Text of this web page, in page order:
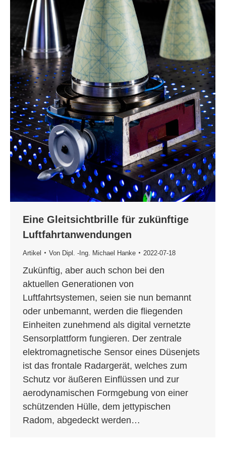
Eine Gleitsichtbrille für zukünftige
Luftfahrtanwendungen
Artikel Von Dipl. -Ing. Michael Hanke 2022-07-18
Zukünftig, aber auch schon bei den
aktuellen Generationen von
Luftfahrtsystemen, seien sie nun bemannt
oder unbemannt, werden die fliegenden
Einheiten zunehmend als digital vernetzte
Sensorplattform fungieren. Der zentrale
elektromagnetische Sensor eines Düsenjets
ist das frontale Radargerät, welches zum
Schutz vor äußeren Einflüssen und zur
aerodynamischen Formgebung von einer
schützenden Hülle, dem jettypischen
Radom, abgedeckt werden…